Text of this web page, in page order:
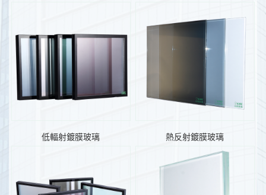
低輻射鍍膜玻璃 熱反射鍍膜玻璃